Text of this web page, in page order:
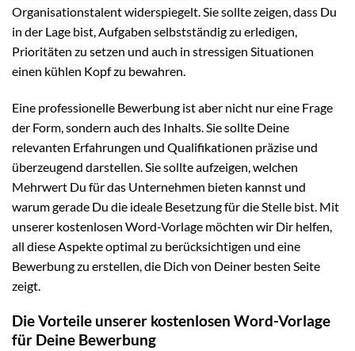
Organisationstalent widerspiegelt. Sie sollte zeigen, dass Du
in der Lage bist, Aufgaben selbstständig zu erledigen,
Prioritäten zu setzen und auch in stressigen Situationen
einen kühlen Kopf zu bewahren.
Eine professionelle Bewerbung ist aber nicht nur eine Frage
der Form, sondern auch des Inhalts. Sie sollte Deine
relevanten Erfahrungen und Qualifikationen präzise und
überzeugend darstellen. Sie sollte aufzeigen, welchen
Mehrwert Du für das Unternehmen bieten kannst und
warum gerade Du die ideale Besetzung für die Stelle bist. Mit
unserer kostenlosen Word-Vorlage möchten wir Dir helfen,
all diese Aspekte optimal zu berücksichtigen und eine
Bewerbung zu erstellen, die Dich von Deiner besten Seite
zeigt.
Die Vorteile unserer kostenlosen Word-Vorlage
für Deine Bewerbung